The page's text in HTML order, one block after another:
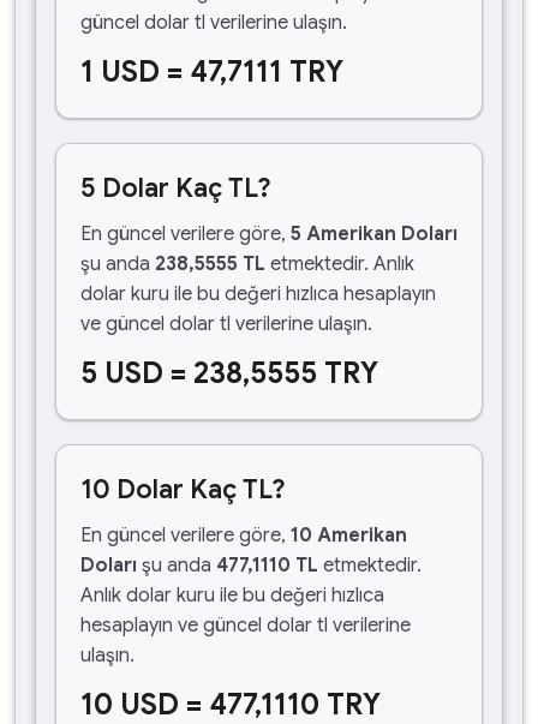
güncel dolar tl verilerine ulaşın.
1 USD = 47,7111 TRY
5 Dolar Kaç TL?
En güncel verilere göre, 5 Amerikan Doları
şu anda 238,5555 TL etmektedir. Anlık
dolar kuru ile bu değeri hızlıca hesaplayın
ve güncel dolar tl verilerine ulaşın.
5 USD = 238,5555 TRY
10 Dolar Kaç TL?
En güncel verilere göre, 10 Amerikan
Doları şu anda 477,1110 TL etmektedir.
Anlık dolar kuru ile bu değeri hızlıca
hesaplayın ve güncel dolar tl verilerine
ulaşın.
10 USD = 477,1110 TRY